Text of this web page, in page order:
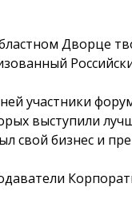
Дворце
участники
выступили
свой бизнес и